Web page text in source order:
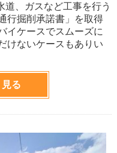
、ガスなど工事を行う
行掘削承諾書」を取得
イケースでスムーズに
けないケースもありい
る